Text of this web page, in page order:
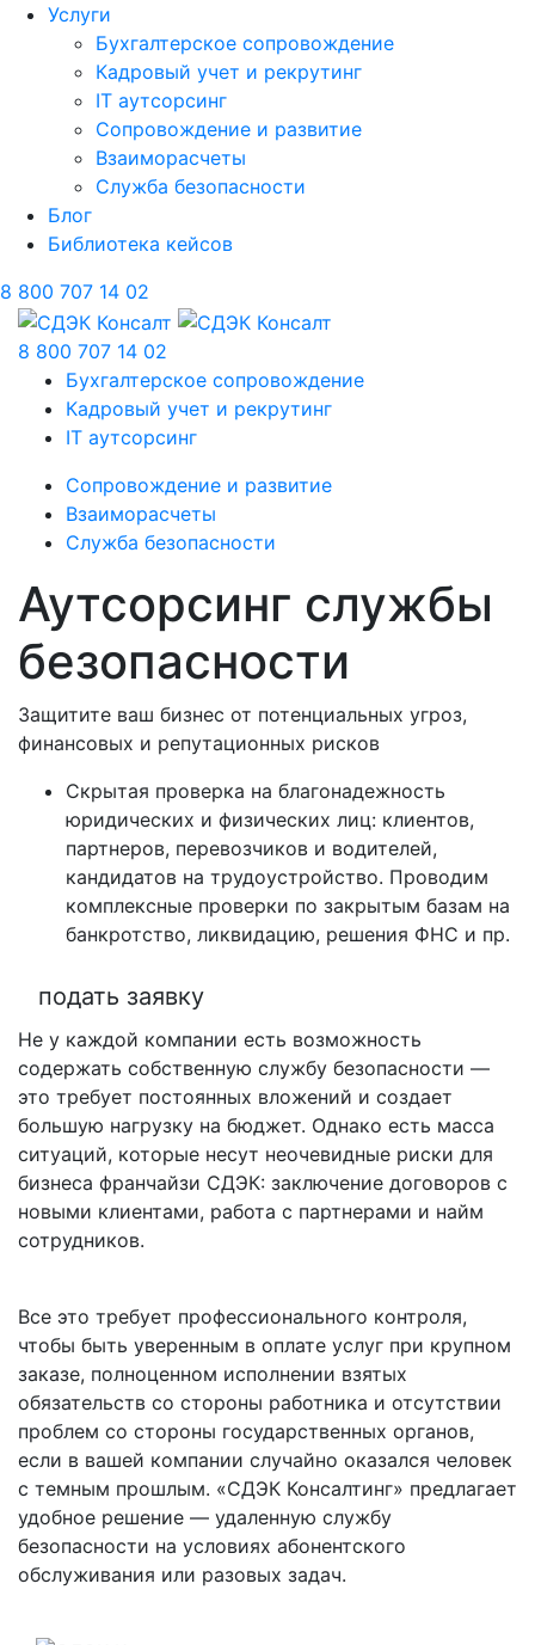
Услуги
Бухгалтерское сопровождение
Кадровый учет и рекрутинг
IT аутсорсинг
Сопровождение и развитие
Взаиморасчеты
Служба безопасности
Блог
Библиотека кейсов
8 800 707 14 02
8 800 707 14 02
Бухгалтерское сопровождение
Кадровый учет и рекрутинг
IT аутсорсинг
Сопровождение и развитие
Взаиморасчеты
Служба безопасности
Аутсорсинг службы
безопасности
Защитите ваш бизнес от потенциальных угроз,
финансовых и репутационных рисков
Скрытая проверка на благонадежность
юридических и физических лиц: клиентов,
партнеров, перевозчиков и водителей,
кандидатов на трудоустройство. Проводим
комплексные проверки по закрытым базам на
банкротство, ликвидацию, решения ФНС и пр.
подать заявку
Не у каждой компании есть возможность
содержать собственную службу безопасности —
это требует постоянных вложений и создает
большую нагрузку на бюджет. Однако есть масса
ситуаций, которые несут неочевидные риски для
бизнеса франчайзи СДЭК: заключение договоров с
новыми клиентами, работа с партнерами и найм
сотрудников.
Все это требует профессионального контроля,
чтобы быть уверенным в оплате услуг при крупном
заказе, полноценном исполнении взятых
обязательств со стороны работника и отсутствии
проблем со стороны государственных органов,
если в вашей компании случайно оказался человек
с темным прошлым. «СДЭК Консалтинг» предлагает
удобное решение — удаленную службу
безопасности на условиях абонентского
обслуживания или разовых задач.